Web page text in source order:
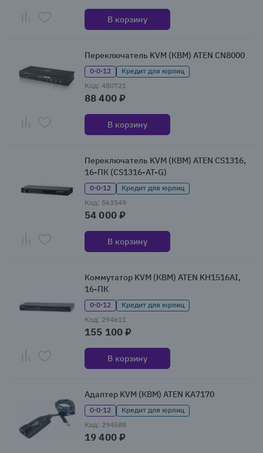
В корзину
Переключатель KVM (КВМ) ATEN CN8000
0·0·12
Кредит для юрлиц
Код: 480721
88 400 ₽
В корзину
Переключатель KVM (КВМ) ATEN CS1316,
16-ПК (CS1316-AT-G)
0·0·12
Кредит для юрлиц
Код: 563549
54 000 ₽
В корзину
Коммутатор KVM (КВМ) ATEN KH1516AI,
16-ПК
0·0·12
Кредит для юрлиц
Код: 294611
155 100 ₽
В корзину
Адаптер KVM (КВМ) ATEN KA7170
0·0·12
Кредит для юрлиц
Код: 294588
19 400 ₽